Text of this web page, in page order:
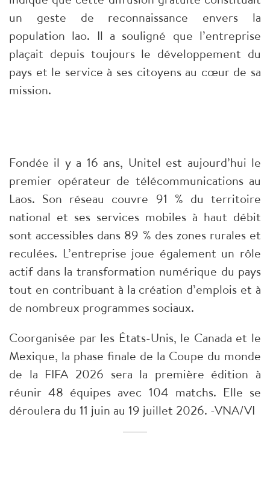
un geste de reconnaissance envers la
population lao. Il a souligné que l’entreprise
plaçait depuis toujours le développement du
pays et le service à ses citoyens au cœur de sa
mission.
Fondée il y a 16 ans, Unitel est aujourd’hui le
premier opérateur de télécommunications au
Laos. Son réseau couvre 91 % du territoire
national et ses services mobiles à haut débit
sont accessibles dans 89 % des zones rurales et
reculées. L’entreprise joue également un rôle
actif dans la transformation numérique du pays
tout en contribuant à la création d’emplois et à
de nombreux programmes sociaux.
Coorganisée par les États-Unis, le Canada et le
Mexique, la phase finale de la Coupe du monde
de la FIFA 2026 sera la première édition à
réunir 48 équipes avec 104 matchs. Elle se
déroulera du 11 juin au 19 juillet 2026. -VNA/VI